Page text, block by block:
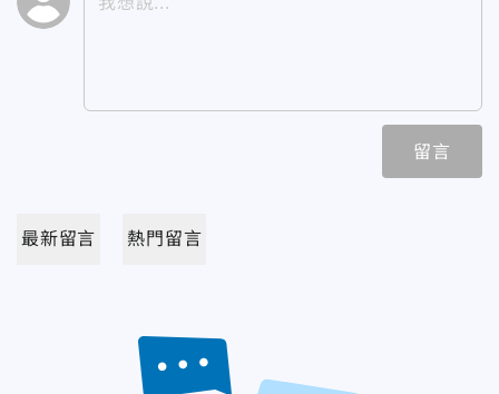
留言
最新留言 熱門留言